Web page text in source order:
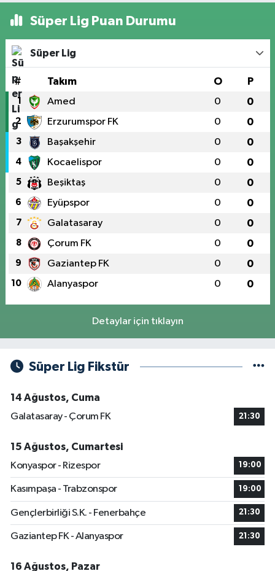
Süper Lig Puan Durumu
Süper Lig
# Takım O P
1 Amed 0 0
2 Erzurumspor FK 0 0
3 Başakşehir 0 0
4 Kocaelispor 0 0
5 Beşiktaş 0 0
6 Eyüpspor 0 0
7 Galatasaray 0 0
8 Çorum FK 0 0
9 Gaziantep FK 0 0
10 Alanyaspor 0 0
Detaylar için tıklayın
Süper Lig Fikstür
14 Ağustos, Cuma
Galatasaray - Çorum FK
21:30
15 Ağustos, Cumartesi
Konyaspor - Rizespor
19:00
Kasımpaşa - Trabzonspor 19:00
Gençlerbirliği S.K. - Fenerbahçe 21:30
Gaziantep FK - Alanyaspor 21:30
16 Ağustos, Pazar